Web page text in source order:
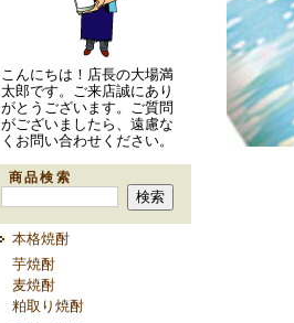
こんにちは！店長の大場満
太郎です。ご来店誠にあり
がとうございます。ご質問
がございましたら、遠慮な
くお問い合わせください。
商品検索
本格焼酎
芋焼酎
麦焼酎
粕取り焼酎